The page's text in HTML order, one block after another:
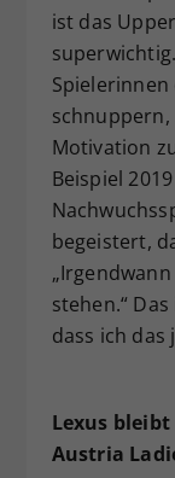
ist das
schnuppern,
Motivation
Beispiel
begeistert,
stehen.“
dass ich das
Lexus
Austria